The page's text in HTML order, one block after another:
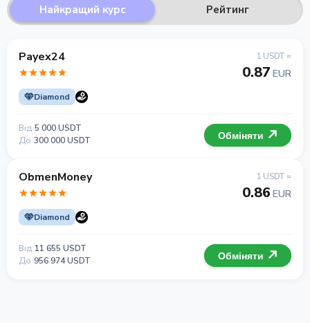
Найкращий курс Рейтинг
Payex24
Diamond
1 USDT =
0.87 EUR
Від 5 000 USDT
До 300 000 USDT Обміняти
ObmenMoney
Diamond
1 USDT =
0.86 EUR
Від 11 655 USDT
До 956 974 USDT Обміняти